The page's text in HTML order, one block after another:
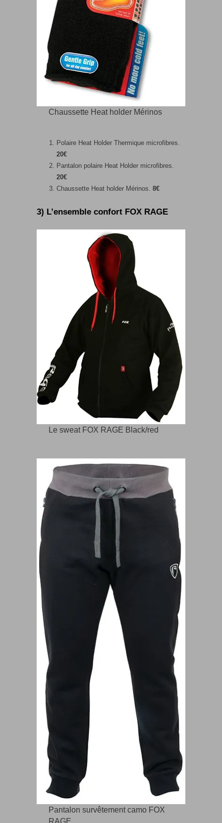
Chaussette Heat holder Mérinos
Polaire Heat Holder Thermique microfibres.
20€
Pantalon polaire Heat Holder microfibres.
20€
Chaussette Heat holder Mérinos. 8€
3) L’ensemble confort FOX RAGE
Le sweat FOX RAGE Black/red
Pantalon survêtement camo FOX
RAGE